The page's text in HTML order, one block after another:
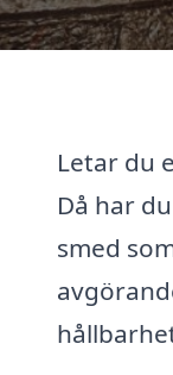
Letar du
Då har
smed